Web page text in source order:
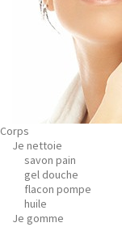
Corps
Je nettoie
savon pain
gel douche
flacon pompe
huile
Je gomme